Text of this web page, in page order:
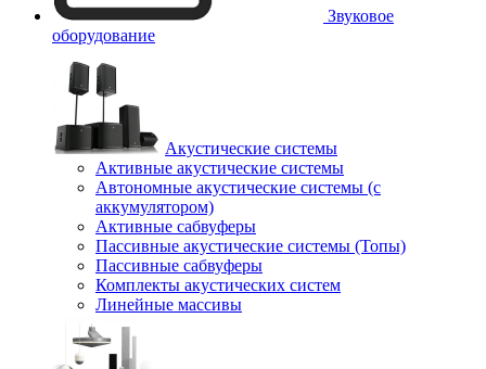
Звуковое
оборудование
Акустические системы
Активные акустические системы
Автономные акустические системы (с
аккумулятором)
Активные сабвуферы
Пассивные акустические системы (Топы)
Пассивные сабвуферы
Комплекты акустических систем
Линейные массивы